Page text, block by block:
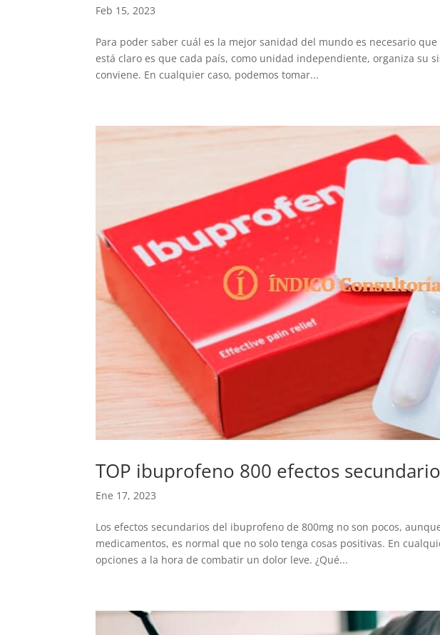
Feb 15, 2023
Para poder saber cuál es la mejor sanidad del mundo es necesario
está claro es que cada país, como unidad independiente, organiza su
conviene. En cualquier caso, podemos tomar...
TOP ibuprofeno 800 efectos
Ene 17, 2023
Los efectos secundarios del ibuprofeno de 800mg no son pocos,
medicamentos, es normal que no solo tenga cosas positivas. En
opciones a la hora de combatir un dolor leve. ¿Qué...